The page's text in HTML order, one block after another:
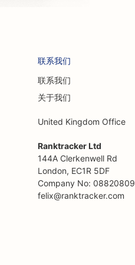
联系我们
联系我们
关于我们
United Kingdom Office
Ranktracker Ltd
144A Clerkenwell Rd
London, EC1R 5DF
Company No: 08820809
felix@ranktracker.com